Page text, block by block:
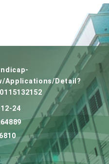
Applications/Detail?
24